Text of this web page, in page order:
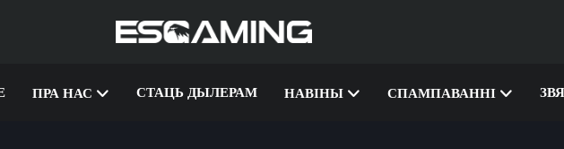
ПРА НАС СТАЦЬ ДЫЛЕРАМ НАВІНЫ СПАМПАВАННІ